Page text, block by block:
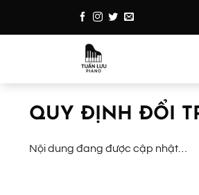
QUY ĐỊNH ĐỔI
Nội dung đang được cập nhật…